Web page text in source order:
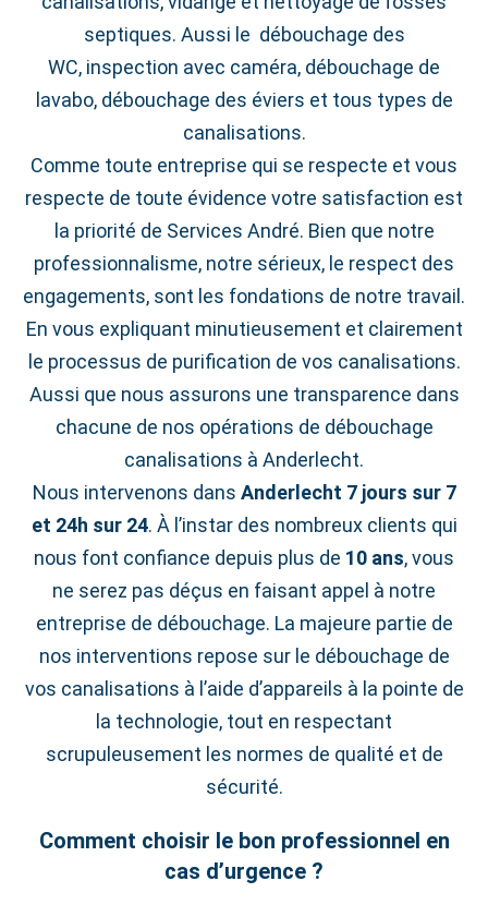
septiques. Aussi le débouchage des
WC, inspection avec caméra, débouchage de
lavabo, débouchage des éviers et tous types de
canalisations.
Comme toute entreprise qui se respecte et vous
respecte de toute évidence votre satisfaction est
la priorité de Services André. Bien que notre
professionnalisme, notre sérieux, le respect des
engagements, sont les fondations de notre travail.
En vous expliquant minutieusement et clairement
le processus de purification de vos canalisations.
Aussi que nous assurons une transparence dans
chacune de nos opérations de débouchage
canalisations à Anderlecht.
Nous intervenons dans Anderlecht 7 jours sur 7
et 24h sur 24. À l’instar des nombreux clients qui
nous font confiance depuis plus de 10 ans, vous
ne serez pas déçus en faisant appel à notre
entreprise de débouchage. La majeure partie de
nos interventions repose sur le débouchage de
vos canalisations à l’aide d’appareils à la pointe de
la technologie, tout en respectant
scrupuleusement les normes de qualité et de
sécurité.
Comment choisir le bon professionnel en
cas d’urgence ?